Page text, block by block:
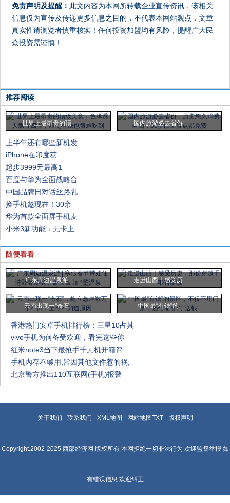
免责声明及提醒： 此文内容为本网所转载企业宣传资讯，该相关
信息仅为宣传及传递更多信息之目的，不代表本网站观点，文章
真实性请浏览者慎重核实！任何投资加盟均有风险，提醒广大民
众投资需谨慎！
推荐阅读
世界上最昂贵的顶 国内旅游必去省份
上半年还有哪些新机发
iPhone在印度获
起步3999元最高1
百度与华为全面战略合
中国品牌日对话丝路乳
换手机趁现在！30余
华为首款全面屏手机麦
小米3新功能：无卡上
随便看看
广东周边温泉游 走进山西｜感受历
云南出现一“奇石 中国最“有钱”的
香港热门安卓手机排行榜：三星10占其
vivo手机为何备受欢迎，看完这些你
红米note3当下最抢手千元机开箱评
手机内存不够用,皆因其他文件惹的祸,
北京警方推出110互联网(手机)报警
关于我们 - 联系我们 - XML地图 - 网站地图TXT- 版权声明
Copyright.2002-2025 西部经济网 版权所有 本网拒绝一切非法行为 欢迎监督举报 如
有错误信息 欢迎纠正